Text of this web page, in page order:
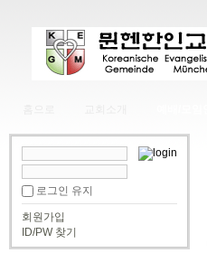
로그인 유지
회원가입
ID/PW 찾기